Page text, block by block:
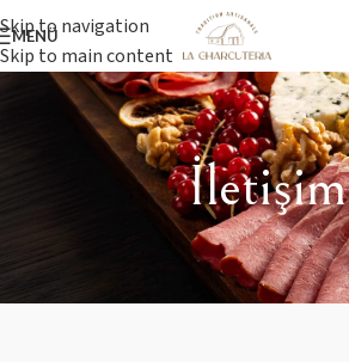
Skip to navigation
Skip to main content
MENÜ
İletişim